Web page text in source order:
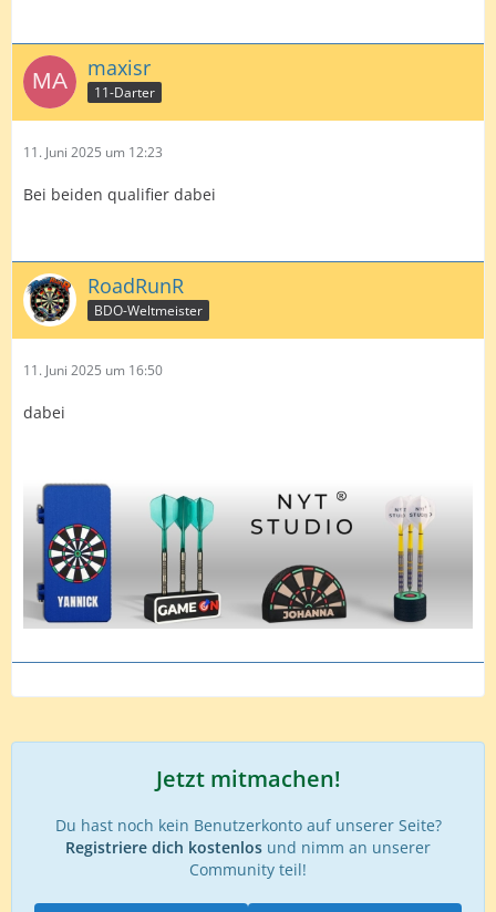
maxisr
11-Darter
11. Juni 2025 um 12:23
Bei beiden qualifier dabei
RoadRunR
BDO-Weltmeister
11. Juni 2025 um 16:50
dabei
Jetzt mitmachen!
Du hast noch kein Benutzerkonto auf unserer Seite?
Registriere dich kostenlos und nimm an unserer
Community teil!